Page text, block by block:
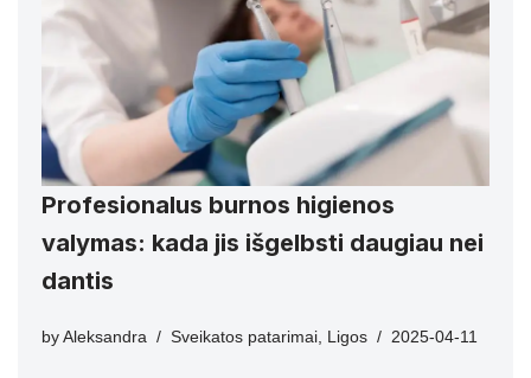
Profesionalus burnos higienos
valymas: kada jis išgelbsti daugiau nei
dantis
by Aleksandra Sveikatos patarimai, Ligos 2025-04-11